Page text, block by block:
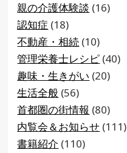
親の介護体験談 (16)
認知症 (18)
不動産・相続 (10)
管理栄養士レシピ (40)
趣味・生きがい (20)
生活全般 (56)
首都圏の街情報 (80)
内覧会＆お知らせ (111)
書籍紹介 (110)